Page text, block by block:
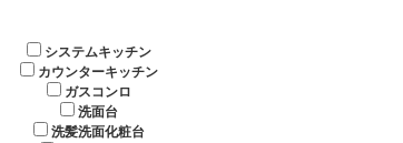
システムキッチン
カウンターキッチン
ガスコンロ
洗面台
洗髪洗面化粧台